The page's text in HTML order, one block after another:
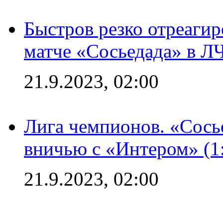
Быстров резко
матче «Сосьедада» в
21.9.2023, 02:00
Лига чемпионов.
вничью с «Интером»
21.9.2023, 02:00